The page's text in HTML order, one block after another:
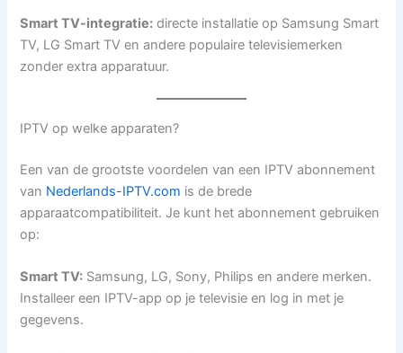
Smart TV-integratie: directe installatie op Samsung Smart
TV, LG Smart TV en andere populaire televisiemerken
zonder extra apparatuur.
IPTV op welke apparaten?
Een van de grootste voordelen van een IPTV abonnement
van Nederlands-IPTV.com is de brede
apparaatcompatibiliteit. Je kunt het abonnement gebruiken
op:
Smart TV: Samsung, LG, Sony, Philips en andere merken.
Installeer een IPTV-app op je televisie en log in met je
gegevens.